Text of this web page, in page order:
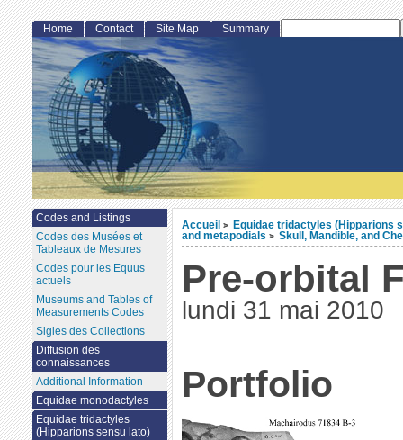
Accueil >
Equidae tridactyles (Hipparions
and metapodials > Skull, Mandible, and
Pre-orbital
lundi 31 mai 2010
Portfolio
Home Contact Site Map Summary
Codes and Listings
Codes des Musées et
Tableaux de Mesures
Codes pour les Equus
actuels
Museums and Tables of
Measurements Codes
Sigles des Collections
Diffusion des
connaissances
Additional Information
Equidae monodactyles
Equidae tridactyles
(Hipparions sensu lato)